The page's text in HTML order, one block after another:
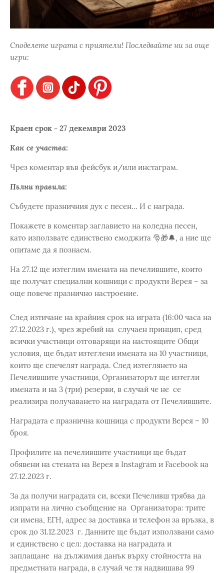
Споделете играта с приятели! Последвайте ни за още
игри:
Краен срок - 27 декември 2023
Как се участва:
Чрез коментар във фейсбук и/или инстаграм.
Пълни правила:
Събудете празничния дух с песен... И с награда.
Покажете в коментар заглавието на коледна песен,
като използвате единствено емоджита 🎅🎁🔔, а ние ще
опитаме да я познаем.
На 27.12 ще изтеглим имената на печелившите, които
ще получат специални кошници с продукти Верея – за
още повече празнично настроение.
След изтичане на крайния срок на играта (16:00 часа на
27.12.2023 г.), чрез жребий на случаен принцип, сред
всички участници отговарящи на настоящите Общи
условия, ще бъдат изтеглени имената на 10 участници,
които ще спечелят награда. След изтеглянето на
Печелившите участници, Организаторът ще изтегли
имената и на 3 (три) резерви, в случай че не се
реализира получаването на наградата от Печелившите.
Наградата е празнична кошница с продукти Верея – 10
броя.
Профилите на печелившите участници ще бъдат
обявени на стената на Верея в Instagram и Facebook нa
27.12.2023 г.
За да получи наградата си, всеки Печеливш трябва да
изпрати на лично съобщение на Организатора: трите
си имена, ЕГН, адрес за доставка и телефон за връзка, в
срок до 31.12.2023 г. Данните ще бъдат използвани само
и единствено с цел: доставка на наградата и
заплащане на дължимия данък върху стойността на
предметната награда, в случай че тя надвишава 99